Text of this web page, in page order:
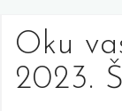
Oku
2023.